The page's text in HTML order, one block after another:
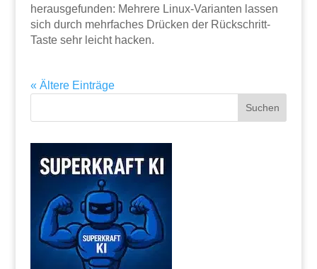
herausgefunden: Mehrere Linux-Varianten lassen
sich durch mehrfaches Drücken der Rückschritt-
Taste sehr leicht hacken.
« Ältere Einträge